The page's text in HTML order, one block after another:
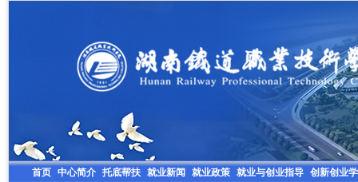
首页 中心简介 托底帮扶 就业新闻 就业政策 就业与创业指导 创新创业